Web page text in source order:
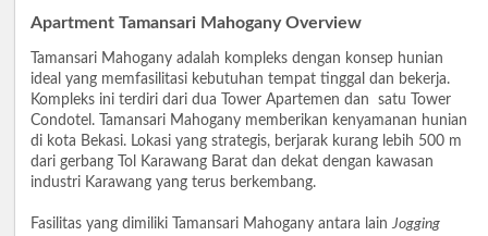
Apartment Tamansari Mahogany Overview
Tamansari Mahogany adalah kompleks dengan konsep hunian
ideal yang memfasilitasi kebutuhan tempat tinggal dan bekerja.
Kompleks ini terdiri dari dua Tower Apartemen dan satu Tower
Condotel. Tamansari Mahogany memberikan kenyamanan hunian
di kota Bekasi. Lokasi yang strategis, berjarak kurang lebih 500 m
dari gerbang Tol Karawang Barat dan dekat dengan kawasan
industri Karawang yang terus berkembang.
Fasilitas yang dimiliki Tamansari Mahogany antara lainJogging